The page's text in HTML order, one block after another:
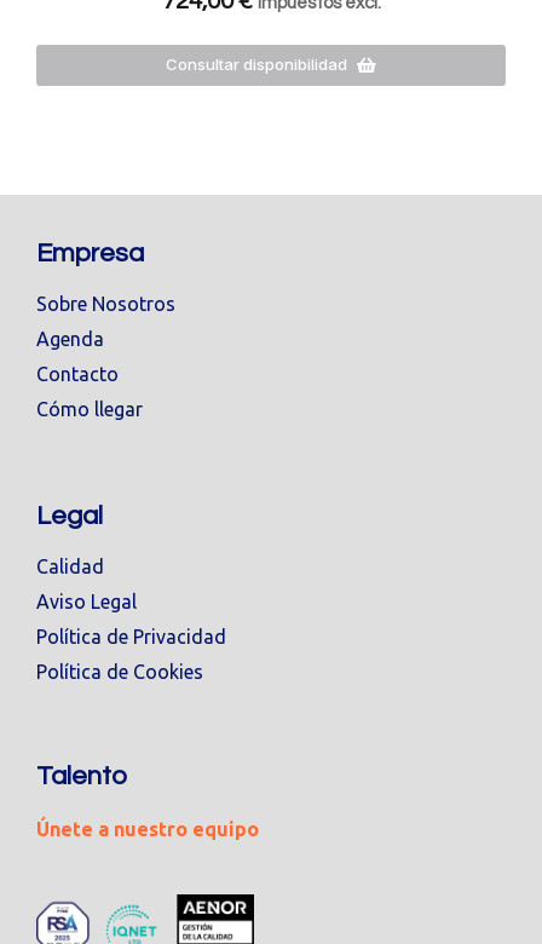
Consultar disponibilidad
Empresa
Sobre Nosotros
Agenda
Contacto
Cómo llegar
Legal
Calidad
Aviso Legal
Política de Privacidad
Política de Cookies
Talento
Únete a nuestro equipo